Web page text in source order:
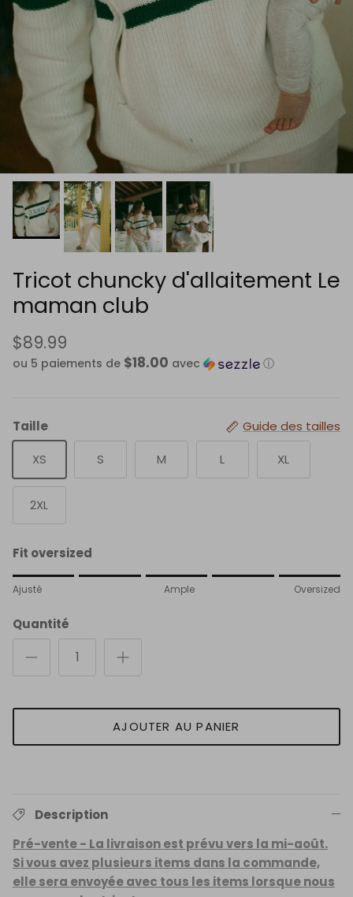
Tricot chuncky d'allaitement Le
maman club
$89.99
ou 5 paiements de
XS S M L XL
2XL
Middle rating means Ample.
The rating of this product for "" is 5.
Ajusté Ample Oversized
AJOUTER AU PANIER
Si vous avez plusieurs items dans la commande,
elle sera envoyée avec tous les items lorsque nous
enverrons les tricots.